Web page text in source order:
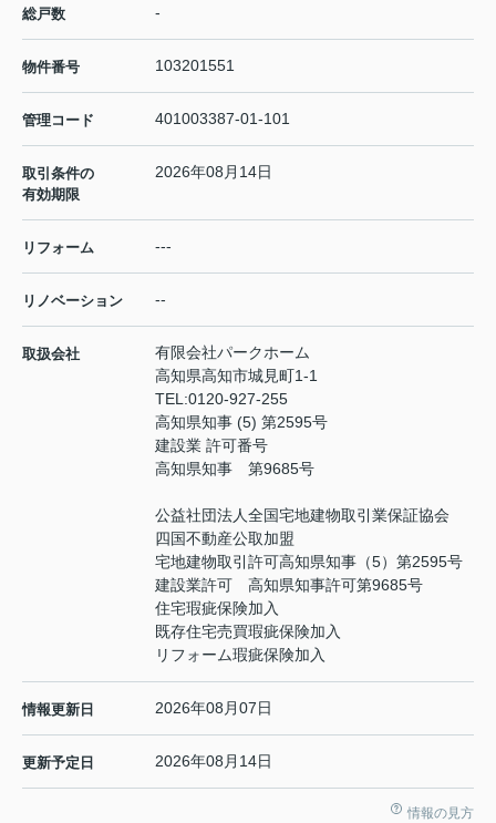
総戸数 -
物件番号 103201551
管理コード 401003387-01-101
取引条件の
有効期限
2026年08月14日
リフォーム ---
リノベーション --
取扱会社
有限会社パークホーム
高知県高知市城見町1-1
TEL:0120-927-255
高知県知事 (5) 第2595号
建設業 許可番号
高知県知事 第9685号
公益社団法人全国宅地建物取引業保証協会
四国不動産公取加盟
宅地建物取引許可高知県知事（5）第2595号
建設業許可 高知県知事許可第9685号
住宅瑕疵保険加入
既存住宅売買瑕疵保険加入
リフォーム瑕疵保険加入
情報更新日 2026年08月07日
更新予定日 2026年08月14日
情報の見方